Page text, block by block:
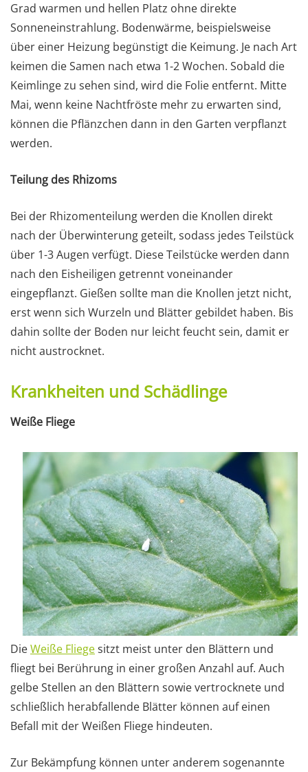
Grad warmen und hellen Platz ohne direkte
Sonneneinstrahlung. Bodenwärme, beispielsweise
über einer Heizung begünstigt die Keimung. Je nach Art
keimen die Samen nach etwa 1-2 Wochen. Sobald die
Keimlinge zu sehen sind, wird die Folie entfernt. Mitte
Mai, wenn keine Nachtfröste mehr zu erwarten sind,
können die Pflänzchen dann in den Garten verpflanzt
werden.
Teilung des Rhizoms
Bei der Rhizomenteilung werden die Knollen direkt
nach der Überwinterung geteilt, sodass jedes Teilstück
über 1-3 Augen verfügt. Diese Teilstücke werden dann
nach den Eisheiligen getrennt voneinander
eingepflanzt. Gießen sollte man die Knollen jetzt nicht,
erst wenn sich Wurzeln und Blätter gebildet haben. Bis
dahin sollte der Boden nur leicht feucht sein, damit er
nicht austrocknet.
Krankheiten und Schädlinge
Weiße Fliege
DieWeiße Fliegesitzt meist unter den Blättern und
fliegt bei Berührung in einer großen Anzahl auf. Auch
gelbe Stellen an den Blättern sowie vertrocknete und
schließlich herabfallende Blätter können auf einen
Befall mit der Weißen Fliege hindeuten.
Zur Bekämpfung können unter anderem sogenannte